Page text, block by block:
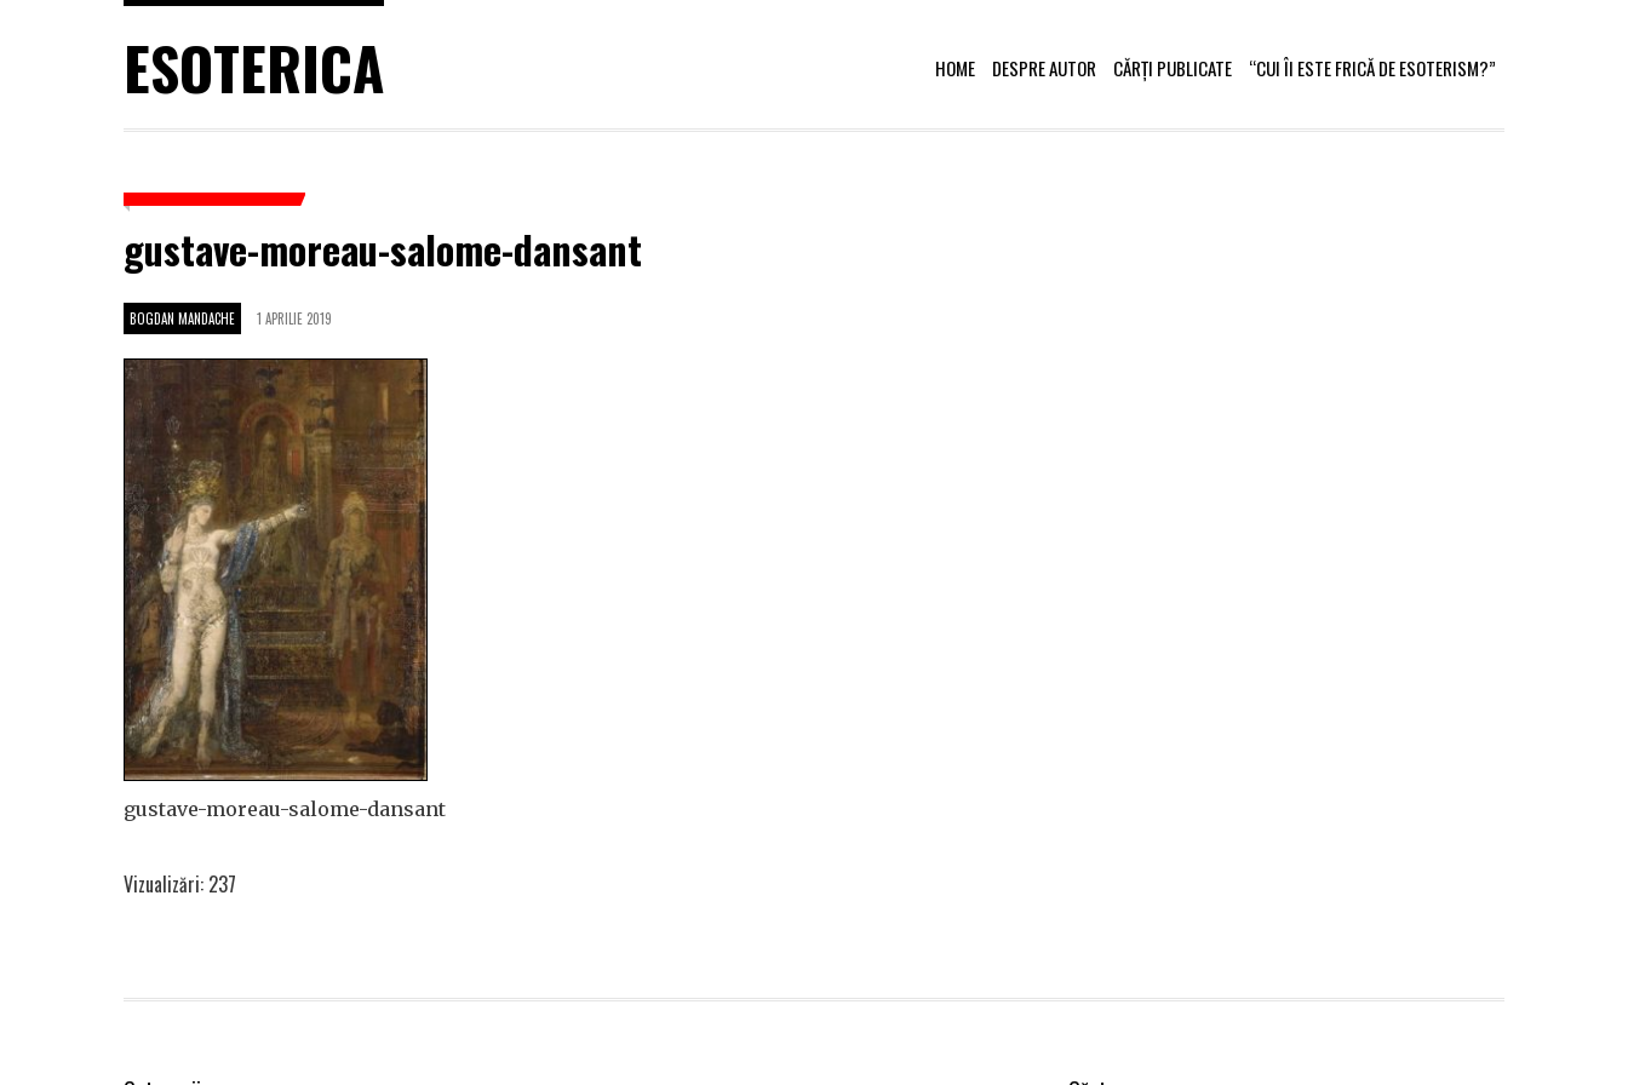
ESOTERICA HOME DESPRE AUTOR CĂRȚI PUBLICATE “CUI ÎI ESTE FRICĂ DE ESOTERISM?”
gustave-moreau-salome-dansant
BOGDAN MANDACHE 1 APRILIE 2019
gustave-moreau-salome-dansant
Vizualizări: 237